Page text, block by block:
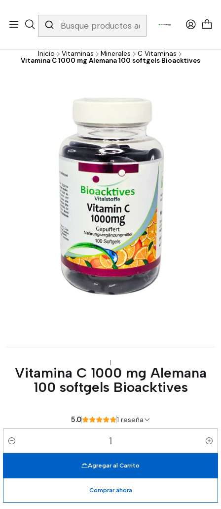
Whatsapp 3229079958/ Fijo 6019251796 / Envios a todo el país y
gratis apartir de 199.000!
Inicio Vitaminas Minerales
C Vitaminas
Vitamina C 1000 mg Alemana 100 softgels Bioacktives
|
Vitamina C 1000 mg Alemana
100 softgels Bioacktives
5.0 1 reseña
Cantidad
Agregar al Carrito
Comprar ahora